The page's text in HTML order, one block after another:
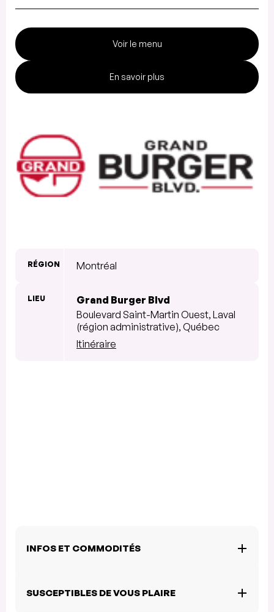
Voir le menu
En savoir plus
RÉGION Montréal
LIEU
Grand Burger Blvd
Boulevard Saint-Martin Ouest, Laval
(région administrative), Québec
Itinéraire
INFOS ET COMMODITÉS
SUSCEPTIBLES DE VOUS PLAIRE